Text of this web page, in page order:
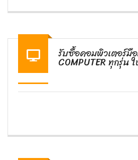
รับซื้อคอมพิวเตอร์มื
COMPUTER ทุกรุ่น